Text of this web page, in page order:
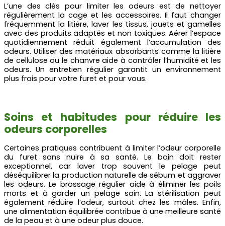
L’une des clés pour limiter les odeurs est de nettoyer
régulièrement la cage et les accessoires. Il faut changer
fréquemment la litière, laver les tissus, jouets et gamelles
avec des produits adaptés et non toxiques. Aérer l’espace
quotidiennement réduit également l’accumulation des
odeurs. Utiliser des matériaux absorbants comme la litière
de cellulose ou le chanvre aide à contrôler l’humidité et les
odeurs. Un entretien régulier garantit un environnement
plus frais pour votre furet et pour vous.
Soins et habitudes pour réduire les
odeurs corporelles
Certaines pratiques contribuent à limiter l’odeur corporelle
du furet sans nuire à sa santé. Le bain doit rester
exceptionnel, car laver trop souvent le pelage peut
déséquilibrer la production naturelle de sébum et aggraver
les odeurs. Le brossage régulier aide à éliminer les poils
morts et à garder un pelage sain. La stérilisation peut
également réduire l’odeur, surtout chez les mâles. Enfin,
une alimentation équilibrée contribue à une meilleure santé
de la peau et à une odeur plus douce.